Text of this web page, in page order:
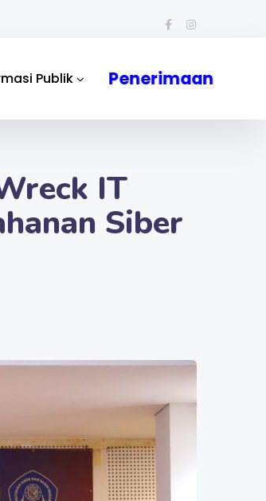
Publik Penerimaan
IT
Siber